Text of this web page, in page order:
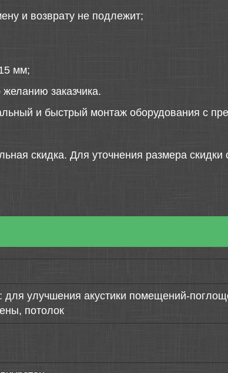
и возврату не подлежит;
мм;
заказчика.
и быстрый монтаж оборудования с
скидка. Для уточнения размера скидки
для улучшения акустики помещений-
потолок